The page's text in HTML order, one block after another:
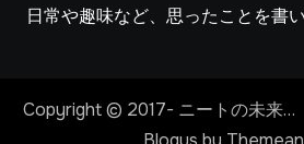
日常や趣味など、思ったことを書
Copyright © 2017- ニートの未来